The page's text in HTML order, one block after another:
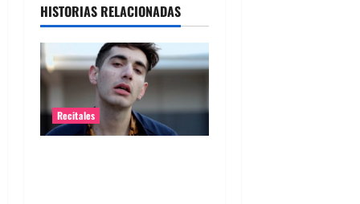
c
i
ó
n
HISTORIAS RELACIONADAS
Recitales